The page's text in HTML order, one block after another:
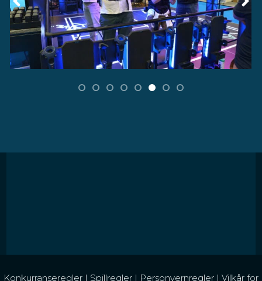
Konkurranseregler | Spillregler | Personvernregler | Vilkår for